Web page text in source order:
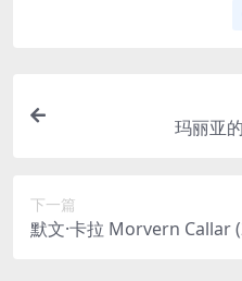
玛丽亚
下一篇
默文·卡拉 Morvern Callar